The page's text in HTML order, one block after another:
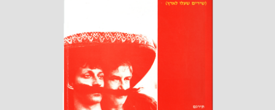
אני אשתגע!
הוצאת "שרברק"
קראו עוד ←